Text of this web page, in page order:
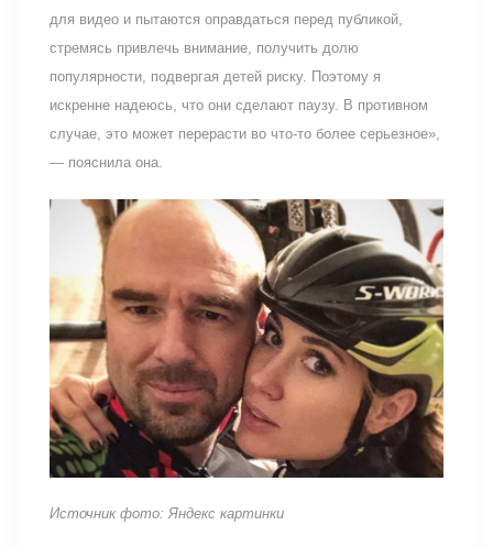
для видео и пытаются оправдаться перед публикой,
стремясь привлечь внимание, получить долю
популярности, подвергая детей риску. Поэтому я
искренне надеюсь, что они сделают паузу. В противном
случае, это может перерасти во что-то более серьезное»,
— пояснила она.
Источник фото: Яндекс картинки